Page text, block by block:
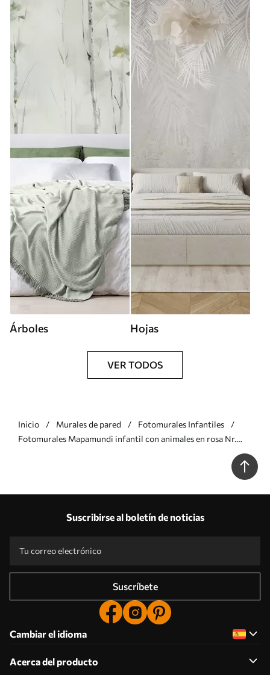
Árboles Hojas
VER TODOS
Inicio Murales de pared
Fotomurales Infantiles
Fotomurales Mapamundi infantil con animales en rosa Nr.
Suscribirse al boletín de noticias
Suscríbete
Cambiar el idioma
Acerca del producto